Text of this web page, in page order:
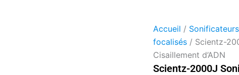
Accueil /
focalisés / Scientz-
Cisaillement d’ADN
Scientz-2000J